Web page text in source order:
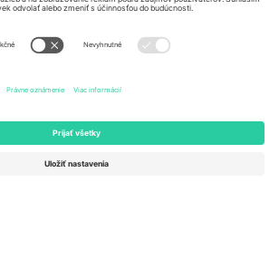
10117
167 City Road, London, Greater
Kingdom
United
Switzerland
Engelberg, Switzerland